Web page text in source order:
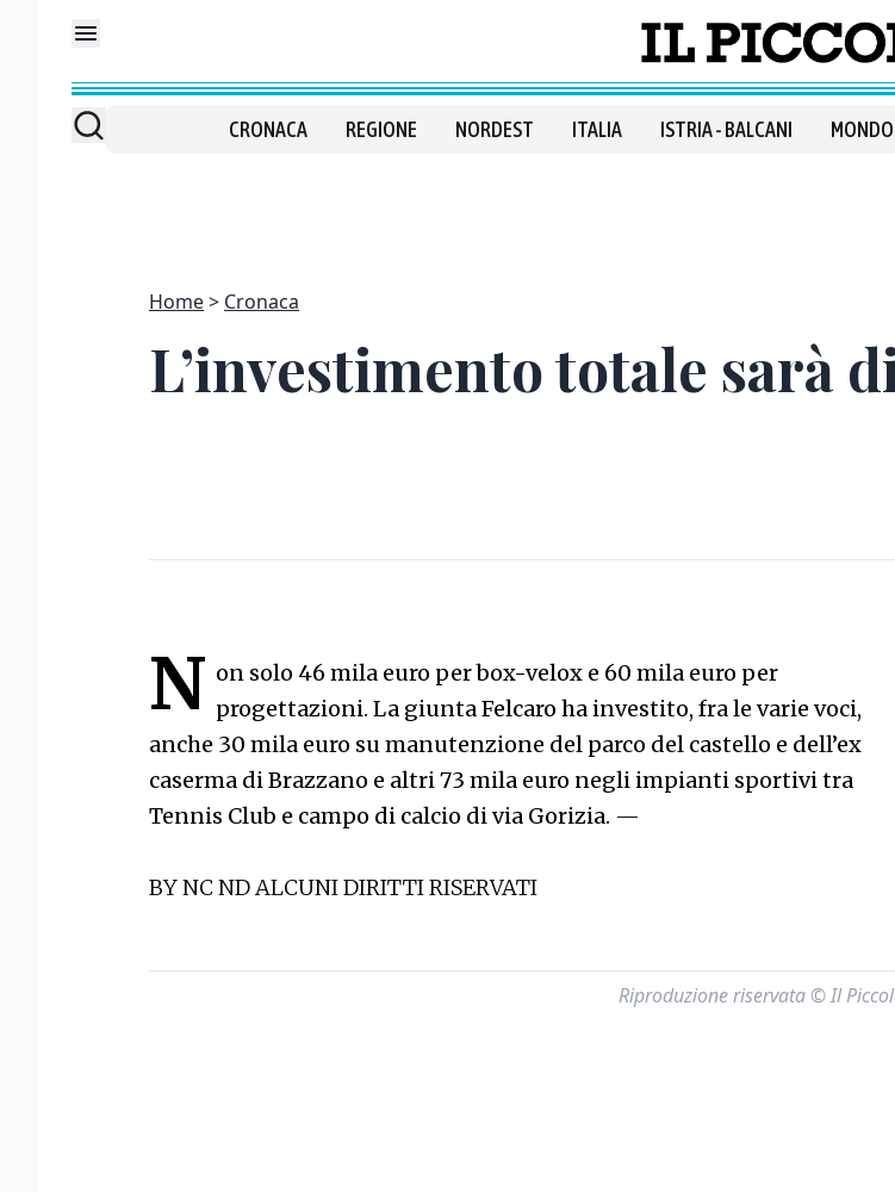
CRONACA REGIONE NORDEST ITALIA ISTRIA - BALCANI MONDO
Home Cronaca
L’investimento totale sarà
N on solo 46 mila euro per box-velox e 60 mila euro per
progettazioni. La giunta Felcaro ha investito, fra le varie voci,
anche 30 mila euro su manutenzione del parco del castello e dell’ex
caserma di Brazzano e altri 73 mila euro negli impianti sportivi tra
Tennis Club e campo di calcio di via Gorizia. —
BY NC ND ALCUNI DIRITTI RISERVATI
Riproduzione riservata © Il